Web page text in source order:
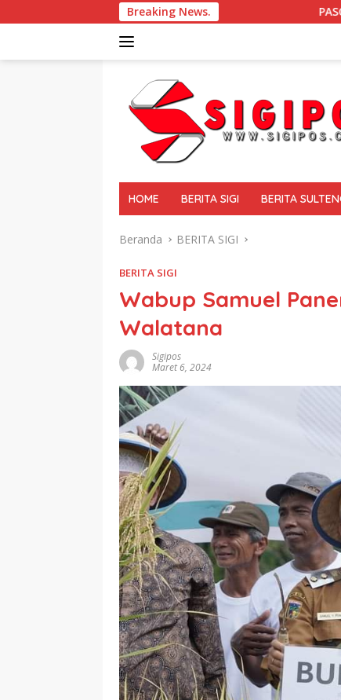
ke
Breaking News.PASCA GEMPA BUMI DI
HOME BERITA SIGI BERITA
Beranda BERITA SIGI
BERITA SIGI
Wabup Samuel
Walatana
Sigipos
Maret 6, 2024